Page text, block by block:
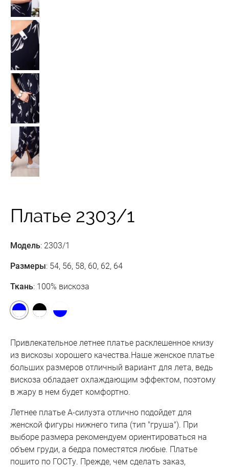
Платье 2303/1
Модель: 2303/1
Размеры: 54, 56, 58, 60, 62, 64
Ткань: 100% вискоза
Привлекательное летнее платье расклешенное книзу
из вискозы хорошего качества.Наше женское платье
больших размеров отличный вариант для лета, ведь
вискоза обладает охлаждающим эффектом, поэтому
в жару в нем будет комфортно.
Летнее платье А-силуэта отлично подойдет для
женской фигуры нижнего типа (тип "груша"). При
выборе размера рекомендуем ориентироваться на
объем груди, а бедра поместятся любые. Платье
пошито по ГОСТу. Прежде, чем сделать заказ,